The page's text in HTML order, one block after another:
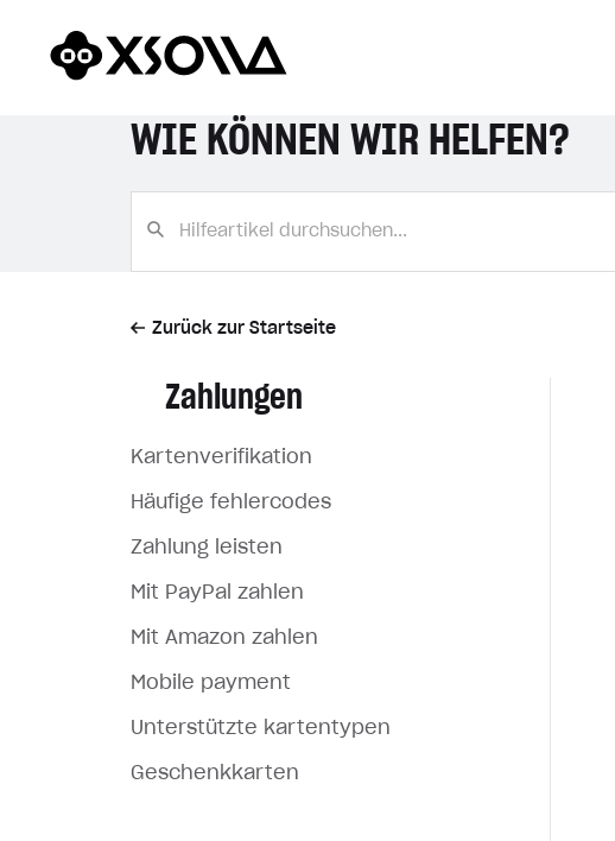
WIE KÖNNEN WIR HELFEN?
Zurück zur Startseite
Zahlungen
Kartenverifikation
Häufige fehlercodes
Zahlung leisten
Mit PayPal zahlen
Mit Amazon zahlen
Mobile payment
Unterstützte kartentypen
Geschenkkarten